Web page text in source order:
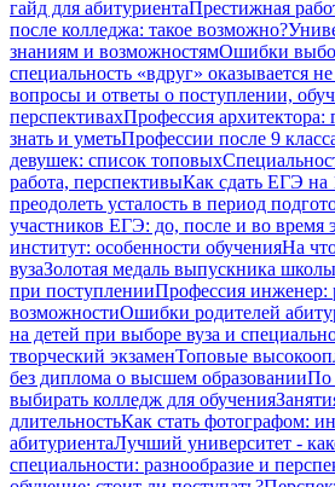
гайд для абитуриентаПрестижная
после колледжа: такое возможно?
знаниям и возможностямОшибки
специальность «вдруг» оказывается
вопросы и ответы о поступлении,
перспективахПрофессия архитектора:
знать и уметьПрофессии после 9
девушек: список топовых
работа, перспективыКак сдать ЕГЭ на
преодолеть усталость в период
участников ЕГЭ: до, после и во время
институт: особенности обученияНа
вузаЗолотая медаль выпускника
при поступленииПрофессия инженер:
возможностиОшибки родителей
на детей при выборе вуза и
творческий экзаменТоповые
без диплома о высшем образованииПо
выбирать колледж для обучения
длительностьКак стать фотографом:
абитуриентаЛучший университет -
специальности: разнообразие и